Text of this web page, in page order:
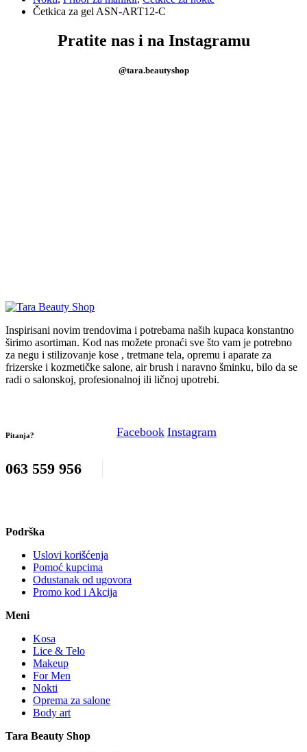
Četkica za gel ASN-ART12-C
Pratite nas i na Instagramu
@tara.beautyshop
Inspirisani novim trendovima i potrebama naših kupaca konstantno
širimo asortiman. Kod nas možete pronaći sve što vam je potrebno
za negu i stilizovanje kose , tretmane tela, opremu i aparate za
frizerske i kozmetičke salone, air brush i naravno šminku, bilo da se
radi o salonskoj, profesionalnoj ili ličnoj upotrebi.
Pitanja?
063 559 956
Facebook Instagram
Podrška
Uslovi korišćenja
Pomoć kupcima
Odustanak od ugovora
Promo kod i Akcija
Meni
Kosa
Lice & Telo
Makeup
For Men
Nokti
Oprema za salone
Body art
Tara Beauty Shop